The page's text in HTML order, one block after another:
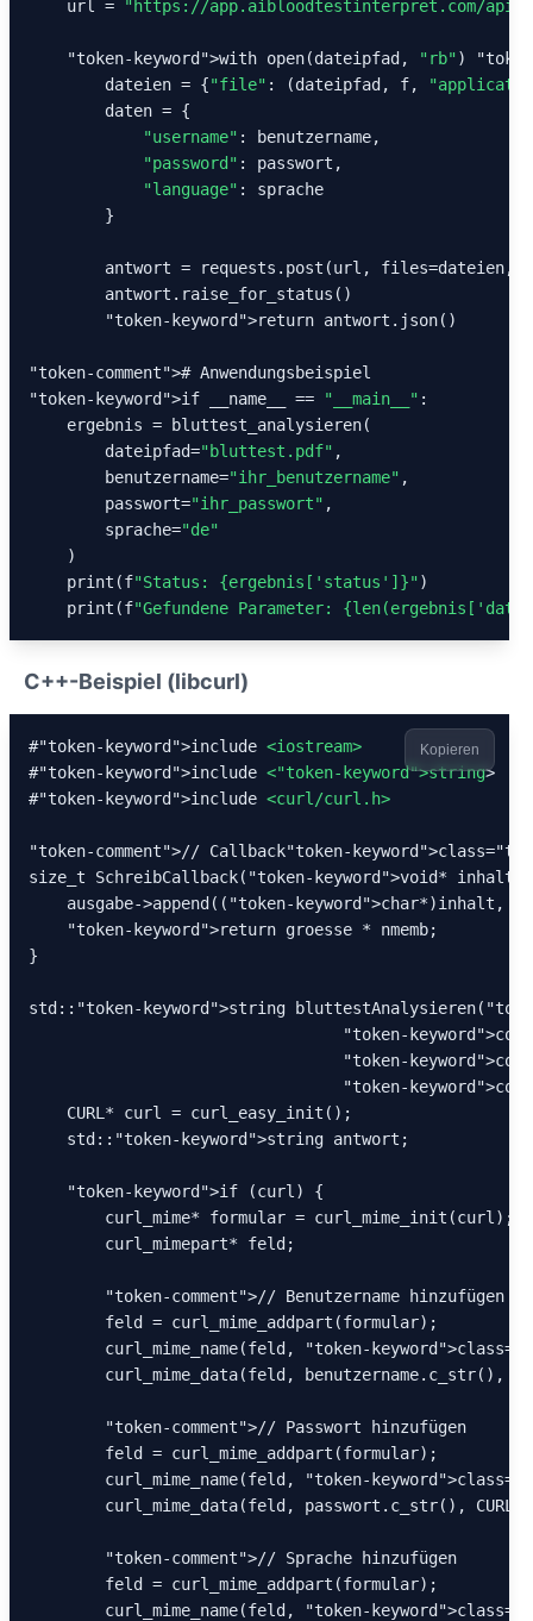
    url =
"https://app.aibloodtestinterpret.com/api/
"token-keyword">with open(dateipfad, "rb")
        dateien = {
"file" : (dateipfad, f,
        daten = {
"username" : benutzername,
"password" : passwort,
"language" : sprache
        }
antwort = requests.post(url, files=dateien,
        antwort.raise_for_status()
"token-keyword">return antwort.json()
"token-comment"
"token-keyword">if __name__ == "__main__" :
    ergebnis = bluttest_analysieren(
        dateipfad=
"bluttest.pdf" ,
        benutzername=
"ihr_benutzername" ,
        passwort=
"ihr_passwort" ,
        sprache=
"de"
    )
    print(f
"Status: {ergebnis[ 'status' ]}")
    print(f
"Gefundene Parameter: {len(ergebnis[ 'data'
C++-Beispiel (libcurl)
#"token-keyword">include <iostream>
#"token-keyword">include <"token-keyword">string>
#"token-keyword">include <curl/curl.h>
"token-comment">// Callback"token-keyword">class=
size_t SchreibCallback( "token-keyword">void* inhalt,
    ausgabe->append((
"token-keyword">char*)inhalt,
"token-keyword">return groesse * nmemb;
}
std:: "token-keyword">string bluttestAnalysieren(
"token-keyword"
"token-keyword"
"token-keyword"
    CURL* curl = curl_easy_init();
    std::
"token-keyword">string antwort;
"token-keyword">if (curl) {
        curl_mime* formular = curl_mime_init(curl);
        curl_mimepart* feld;
"token-comment">// Benutzername hinzufügen
        feld = curl_mime_addpart(formular);
        curl_mime_name(feld,
"token-keyword">class=
curl_mime_data(feld, benutzername.c_str(),
"token-comment">// Passwort hinzufügen
        feld = curl_mime_addpart(formular);
        curl_mime_name(feld,
"token-keyword">class=
curl_mime_data(feld, passwort.c_str(),
"token-comment">// Sprache hinzufügen
        feld = curl_mime_addpart(formular);
        curl_mime_name(feld,
"token-keyword">class=
Kopieren